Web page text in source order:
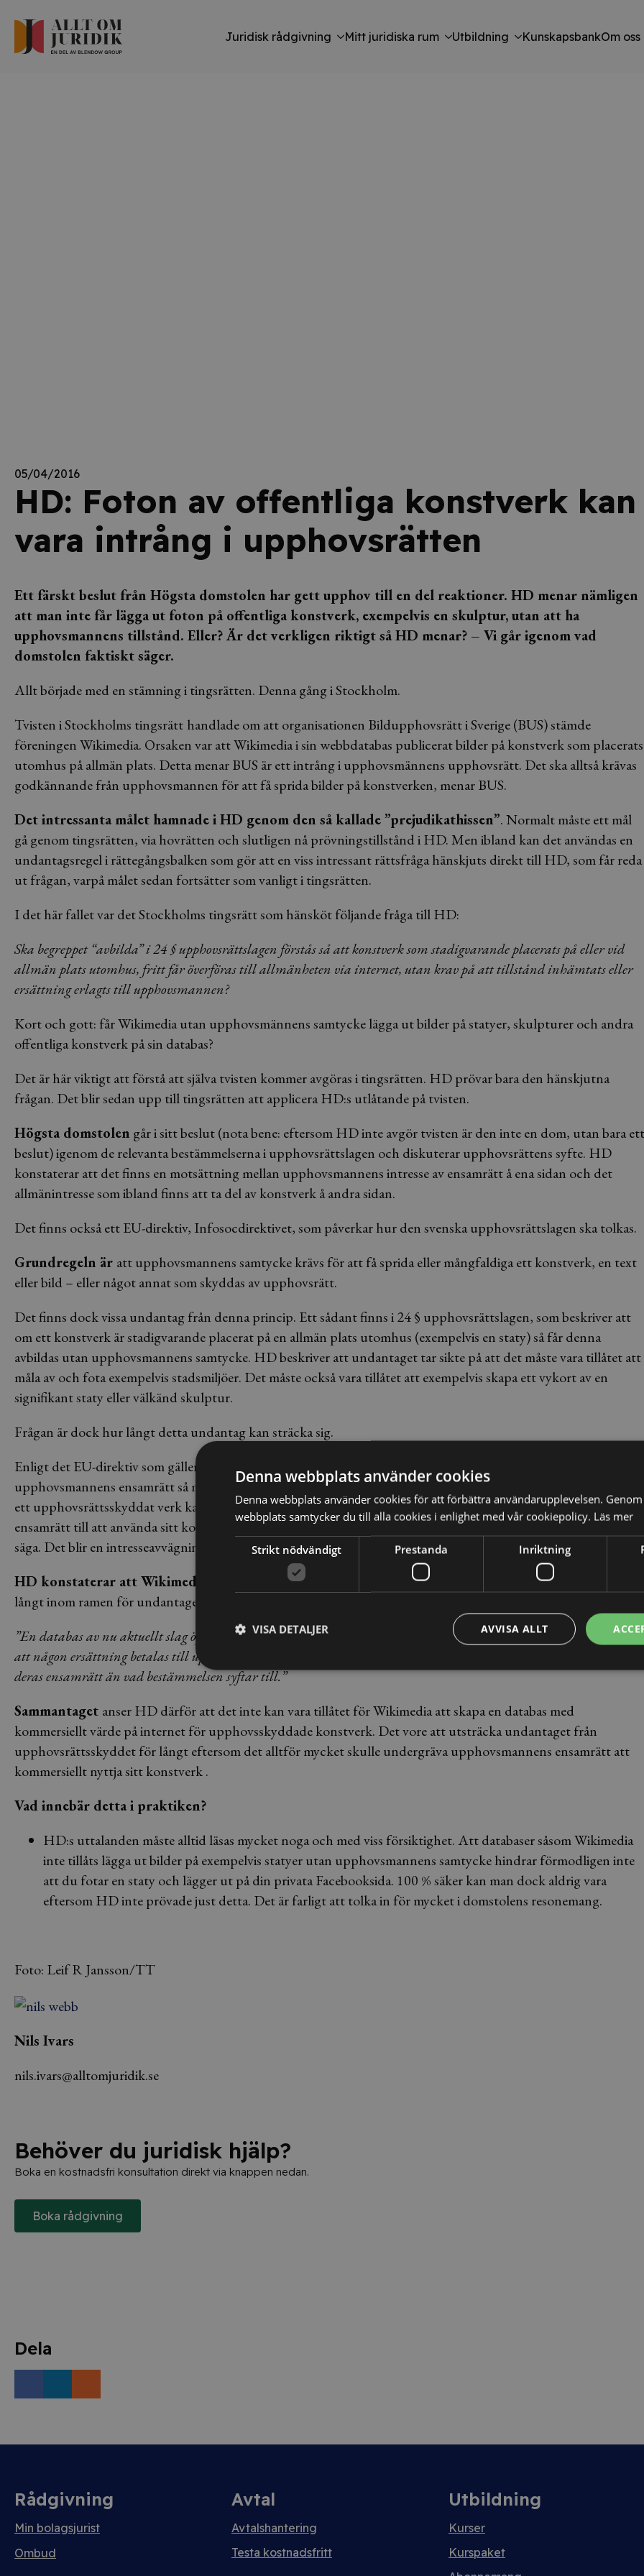
Juridisk rådgivning Mitt juridiska rum Utbildning KunskapsbankOm oss
05/04/2016
HD: Foton av offentliga konstverk kan
vara intrång i upphovsrätten
Ett färskt beslut från Högsta domstolen har gett upphov till en del reaktioner. HD menar nämligen
att man inte får lägga ut foton på offentliga konstverk, exempelvis en skulptur, utan att ha
upphovsmannens tillstånd. Eller? Är det verkligen riktigt så HD menar? – Vi går igenom vad
domstolen faktiskt säger.
Allt började med en stämning i tingsrätten. Denna gång i Stockholm.
Tvisten i Stockholms tingsrätt handlade om att organisationen Bildupphovsrätt i Sverige (BUS) stämde
föreningen Wikimedia. Orsaken var att Wikimedia i sin webbdatabas publicerat bilder på konstverk som placerats
utomhus på allmän plats. Detta menar BUS är ett intrång i upphovsmännens upphovsrätt. Det ska alltså krävas
godkännande från upphovsmannen för att få sprida bilder på konstverken, menar BUS.
Det intressanta målet hamnade i HD genom den så kallade ”prejudikathissen”. Normalt måste ett mål
gå genom tingsrätten, via hovrätten och slutligen nå prövningstillstånd i HD. Men ibland kan det användas en
undantagsregel i rättegångsbalken som gör att en viss intressant rättsfråga hänskjuts direkt till HD, som får reda
ut frågan, varpå målet sedan fortsätter som vanligt i tingsrätten.
I det här fallet var det Stockholms tingsrätt som hänsköt följande fråga till HD:
Ska begreppet “avbilda” i 24 § upphovsrättslagen förstås så att konstverk som stadigvarande placerats på eller vid
allmän plats utomhus, fritt får överföras till allmänheten via internet, utan krav på att tillstånd inhämtats eller
ersättning erlagts till upphovsmannen?
Kort och gott: får Wikimedia utan upphovsmännens samtycke lägga ut bilder på statyer, skulpturer och andra
offentliga konstverk på sin databas?
Det är här viktigt att förstå att själva tvisten kommer avgöras i tingsrätten. HD prövar bara den hänskjutna
frågan. Det blir sedan upp till tingsrätten att applicera HD:s utlåtande på tvisten.
Högsta domstolen går i sitt beslut (nota bene: eftersom HD inte avgör tvisten är den inte en dom, utan bara ett
beslut) igenom de relevanta bestämmelserna i upphovsrättslagen och diskuterar upphovsrättens syfte. HD
konstaterar att det finns en motsättning mellan upphovsmannens intresse av ensamrätt å ena sidan och det
allmänintresse som ibland finns att ta del av konstverk å andra sidan.
Det finns också ett EU-direktiv, Infosocdirektivet, som påverkar hur den svenska upphovsrättslagen ska tolkas.
Grundregeln är att upphovsmannens samtycke krävs för att få sprida eller mångfaldiga ett konstverk, en text
eller bild – eller något annat som skyddas av upphovsrätt.
Det finns dock vissa undantag från denna princip. Ett sådant finns i 24 § upphovsrättslagen, som beskriver att
om ett konstverk är stadigvarande placerat på en allmän plats utomhus (exempelvis en staty) så får denna
avbildas utan upphovsmannens samtycke. HD beskriver att undantaget tar sikte på att det måste vara tillåtet att
måla av och fota exempelvis stadsmiljöer. Det måste också vara tillåtet att exempelvis skapa ett vykort av en
signifikant staty eller välkänd skulptur.
Frågan är dock hur långt detta undantag kan sträcka sig.
Enligt det EU-direktiv som gäller inom upphovsrättsfrågor görs det tydligt att när undantags görs från
upphovsmannens ensamrätt så måste det beaktas på vilket sätt undantaget görs. Ett ”normalt” utnyttjande av
ett upphovsrättsskyddat verk kanske kan anses godtagbart, men om nyttjandet börjar hota upphovsmannens
ensamrätt till att använda sitt konstverk i ekonomiska syften börjar undantaget gå för långt, skulle man kunna
säga. Det blir en intresseavvägning, helt enkelt.
HD konstaterar att Wikimedias syfte
är skapa en hel databas för konstverk på internet. Är detta att gå för
långt inom ramen för undantaget i 24 § upphovsrättslagen? HD skriver:
”En databas av nu aktuellt slag öppnar emellertid för en stor användning av upphovsrättsligt skyddade verk, utan
att någon ersättning betalas till upphovsmännen. Det blir därmed fråga om en betydligt större inskränkning i
deras ensamrätt än vad bestämmelsen syftar till.”
Sammantaget anser HD därför att det inte kan vara tillåtet för Wikimedia att skapa en databas med
kommersiellt värde på internet för upphovsskyddade konstverk. Det vore att utsträcka undantaget från
upphovsrättsskyddet för långt eftersom det alltför mycket skulle undergräva upphovsmannens ensamrätt att
kommersiellt nyttja sitt konstverk .
Vad innebär detta i praktiken?
HD:s uttalanden måste alltid läsas mycket noga och med viss försiktighet. Att databaser såsom Wikimedia
inte tillåts lägga ut bilder på exempelvis statyer utan upphovsmannens samtycke hindrar förmodligen inte
att du fotar en staty och lägger ut på din privata Facebooksida. 100 % säker kan man dock aldrig vara
eftersom HD inte prövade just detta. Det är farligt att tolka in för mycket i domstolens resonemang.
Foto: Leif R Jansson/TT
Nils Ivars
nils.ivars@alltomjuridik.se
Behöver du juridisk hjälp?
Boka en kostnadsfri konsultation direkt via knappen nedan.
Boka rådgivning
Dela
Rådgivning
Min bolagsjurist
Ombud
Avtal
Avtalshantering
Testa kostnadsfritt
Utbildning
Kurser
Kurspaket
Denna webbplats använder cookies
Denna webbplats använder cookies för att förbättra användarupplevelsen.
webbplats samtycker du till alla cookies i enlighet med vår cookiepolicy. Läs mer
Strikt nödvändigt Prestanda Inriktning
AVVISA ALLT
VISA DETALJER